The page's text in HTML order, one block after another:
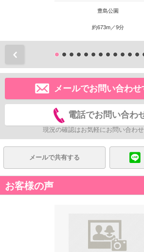
豊島公園
約673m／9分
メールでお問い合わせ
電話でお問い合わ
現況の確認はお気軽にお問い合わせ
メールで共有する
お客様の声